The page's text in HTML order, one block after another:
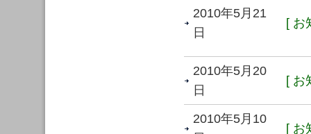
2010年5月21
日
[ お
2010年5月20
日
[ お
2010年5月10
[ お